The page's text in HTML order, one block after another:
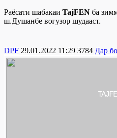
Раёсати шабакаи TajFEN ба
ш.Душанбе вогузор шудааст.
DPF 29.01.2022 11:29 3784 Дар